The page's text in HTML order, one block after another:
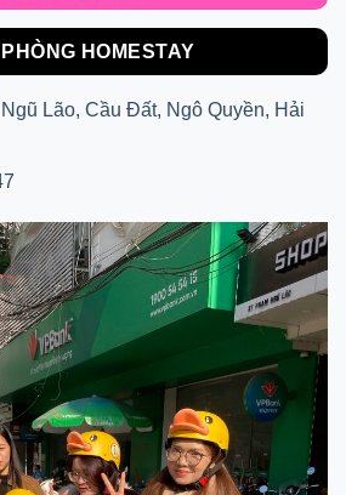
HOMESTAY
Lão, Cầu Đất, Ngô Quyền, Hải